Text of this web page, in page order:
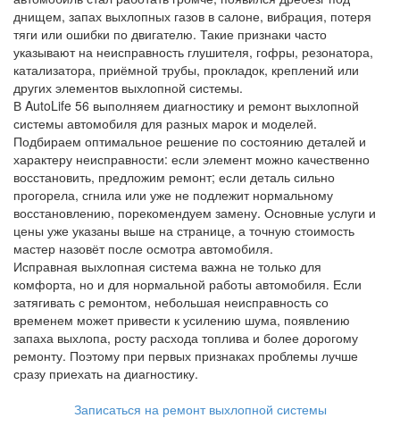
днищем, запах выхлопных газов в салоне, вибрация, потеря
тяги или ошибки по двигателю. Такие признаки часто
указывают на неисправность глушителя, гофры, резонатора,
катализатора, приёмной трубы, прокладок, креплений или
других элементов выхлопной системы.
В AutoLife 56 выполняем диагностику и ремонт выхлопной
системы автомобиля для разных марок и моделей.
Подбираем оптимальное решение по состоянию деталей и
характеру неисправности: если элемент можно качественно
восстановить, предложим ремонт; если деталь сильно
прогорела, сгнила или уже не подлежит нормальному
восстановлению, порекомендуем замену. Основные услуги и
цены уже указаны выше на странице, а точную стоимость
мастер назовёт после осмотра автомобиля.
Исправная выхлопная система важна не только для
комфорта, но и для нормальной работы автомобиля. Если
затягивать с ремонтом, небольшая неисправность со
временем может привести к усилению шума, появлению
запаха выхлопа, росту расхода топлива и более дорогому
ремонту. Поэтому при первых признаках проблемы лучше
сразу приехать на диагностику.
Записаться на ремонт выхлопной системы